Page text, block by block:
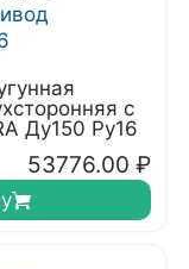
с
Ду150 Ру16
53776.00 ₽